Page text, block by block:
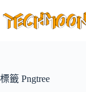
至
容
標籤 Pngtree